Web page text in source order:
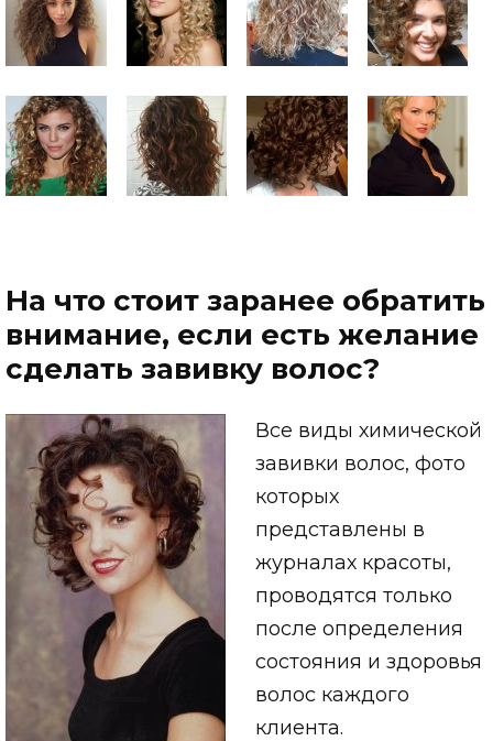
На что стоит заранее обратить
внимание, если есть желание
сделать завивку волос?
Все виды химической
завивки волос, фото
которых
представлены в
журналах красоты,
проводятся только
после определения
состояния и здоровья
волос каждого
клиента.